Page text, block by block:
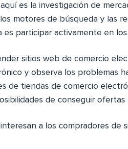
es la investigación de
motores de búsqueda y las
es participar activamente en
sitios web de comercio
y observa los problemas
de tiendas de comercio
de conseguir ofertas
a los compradores de